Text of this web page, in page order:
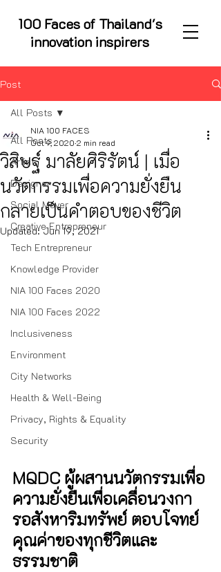
100 Faces of Thailand's
innovation inspirers
Post
All Posts
Artist
Designer
Social Mover
Creative Entrepreneur
Tech Entrepreneur
Knowledge Provider
NIA 100 Faces 2020
NIA 100 Faces 2022
Inclusiveness
Environment
City Networks
Health & Well-Being
Privacy, Rights & Equality
Security
All Posts
วิสิษฐ์ มาลัยศิริรัตน์ | เมื่อ
นวัตกรรมเพื่อความยั่งยืน
กลายเป็นคำตอบของชีวิต
NIA 100 FACES
Oct 9, 2020 2 min read
Updated:Jun 19, 2021
MQDC ผู้ผสานนวัตกรรมเพื่อ
ความยั่งยืนเพื่อเคลื่อนวงกา
รอสังหา​ริมทรัพย์ ตอบโจทย์
คุณค่าของทุกชีวิตและ
ธรรมชาติ